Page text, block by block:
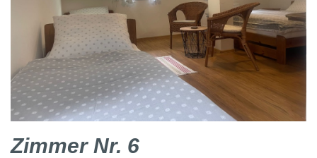
Zimmer Nr. 6